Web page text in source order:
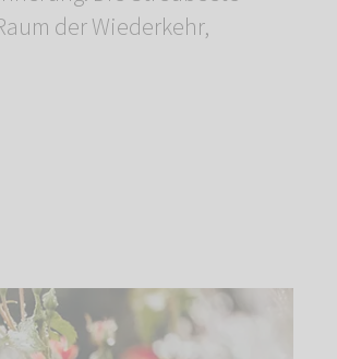
der Wiederkehr,